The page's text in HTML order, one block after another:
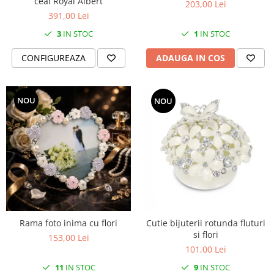
SERENDIPITY WHITE
FLOWER FESTIVAL BLUE
FLOWER FESTIVAL RED
LOVE BIRDS
CHIQUE VERDE
CHIQUE ROZ
CHIQUE STRIPES VERDE
Renaissance Grey
Royal White
CHIQUE STRIPES GALBEN
CHIQUE GALBEN
391,00 Lei
3 IN STOC
CONFIGUREAZA
203,00 Lei
1 IN STOC
ADAUGA IN COS
NOU
Rama foto inima cu flori
153,00 Lei
11 IN STOC
NOU
Cutie bijuterii rotunda fluturi
si flori
101,00 Lei
9 IN STOC